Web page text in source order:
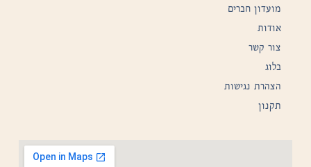
מועדון חברים
אודות
צור קשר
בלוג
הצהרת נגישות
תקנון